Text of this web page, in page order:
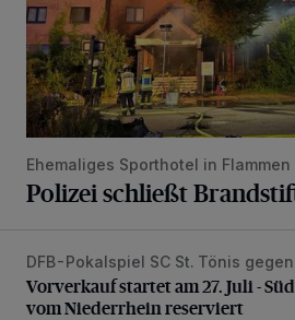
Ehemaliges Sporthotel in Flammen
Polizei schließt
Vorverkauf startet am 27. Juli -
DFB-Pokalspiel SC St. Tönis
Vorverkauf startet am 27. Juli -
vom Niederrhein reserviert